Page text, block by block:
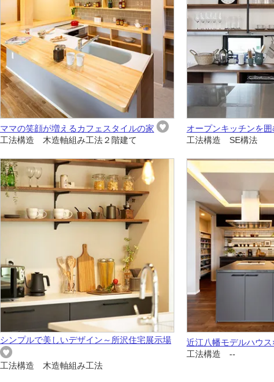
ママの笑顔が増えるカフェスタイルの家
工法構造 木造軸組み工法２階建て
オープンキッチンを
工法構造 SE構法
シンプルで美しいデザイン～所沢住宅展示場
工法構造 木造軸組み工法
近江八幡モデルハウ
工法構造 --